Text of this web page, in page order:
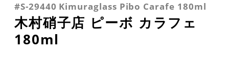
#S-29440 Kimuraglass Pibo Carafe 180ml
木村硝子店 ピーボ カラフェ
180ml